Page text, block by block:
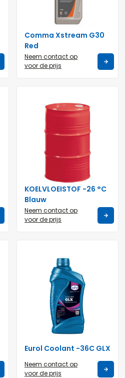
Comma Xstream G30
Red
Neem contact op
voor de prijs
KOELVLOEISTOF -26 °C
Blauw
Neem contact op
voor de prijs
Eurol Coolant -36C GLX
Neem contact op
voor de prijs